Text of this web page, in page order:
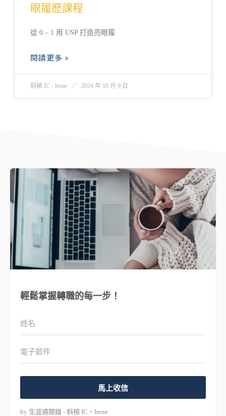
眼履歷課程
從 0 – 1 用 USP 打造亮眼履
閱讀更多 »
斜槓 IC - Irene 2024 年 10 月 9 日
輕鬆掌握轉職的每一步！
馬上收信
by 生涯通關鑰 - 斜槓 IC・Irene